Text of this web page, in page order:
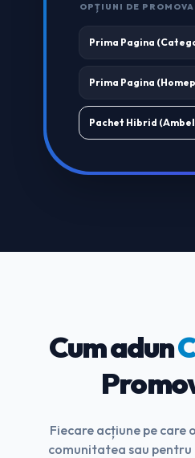
OPȚIUNI DE
Prima Pagina
Prima Pagina
Pachet Hibrid
Cum adun
Fiecare acțiune pe care
comunitatea sau